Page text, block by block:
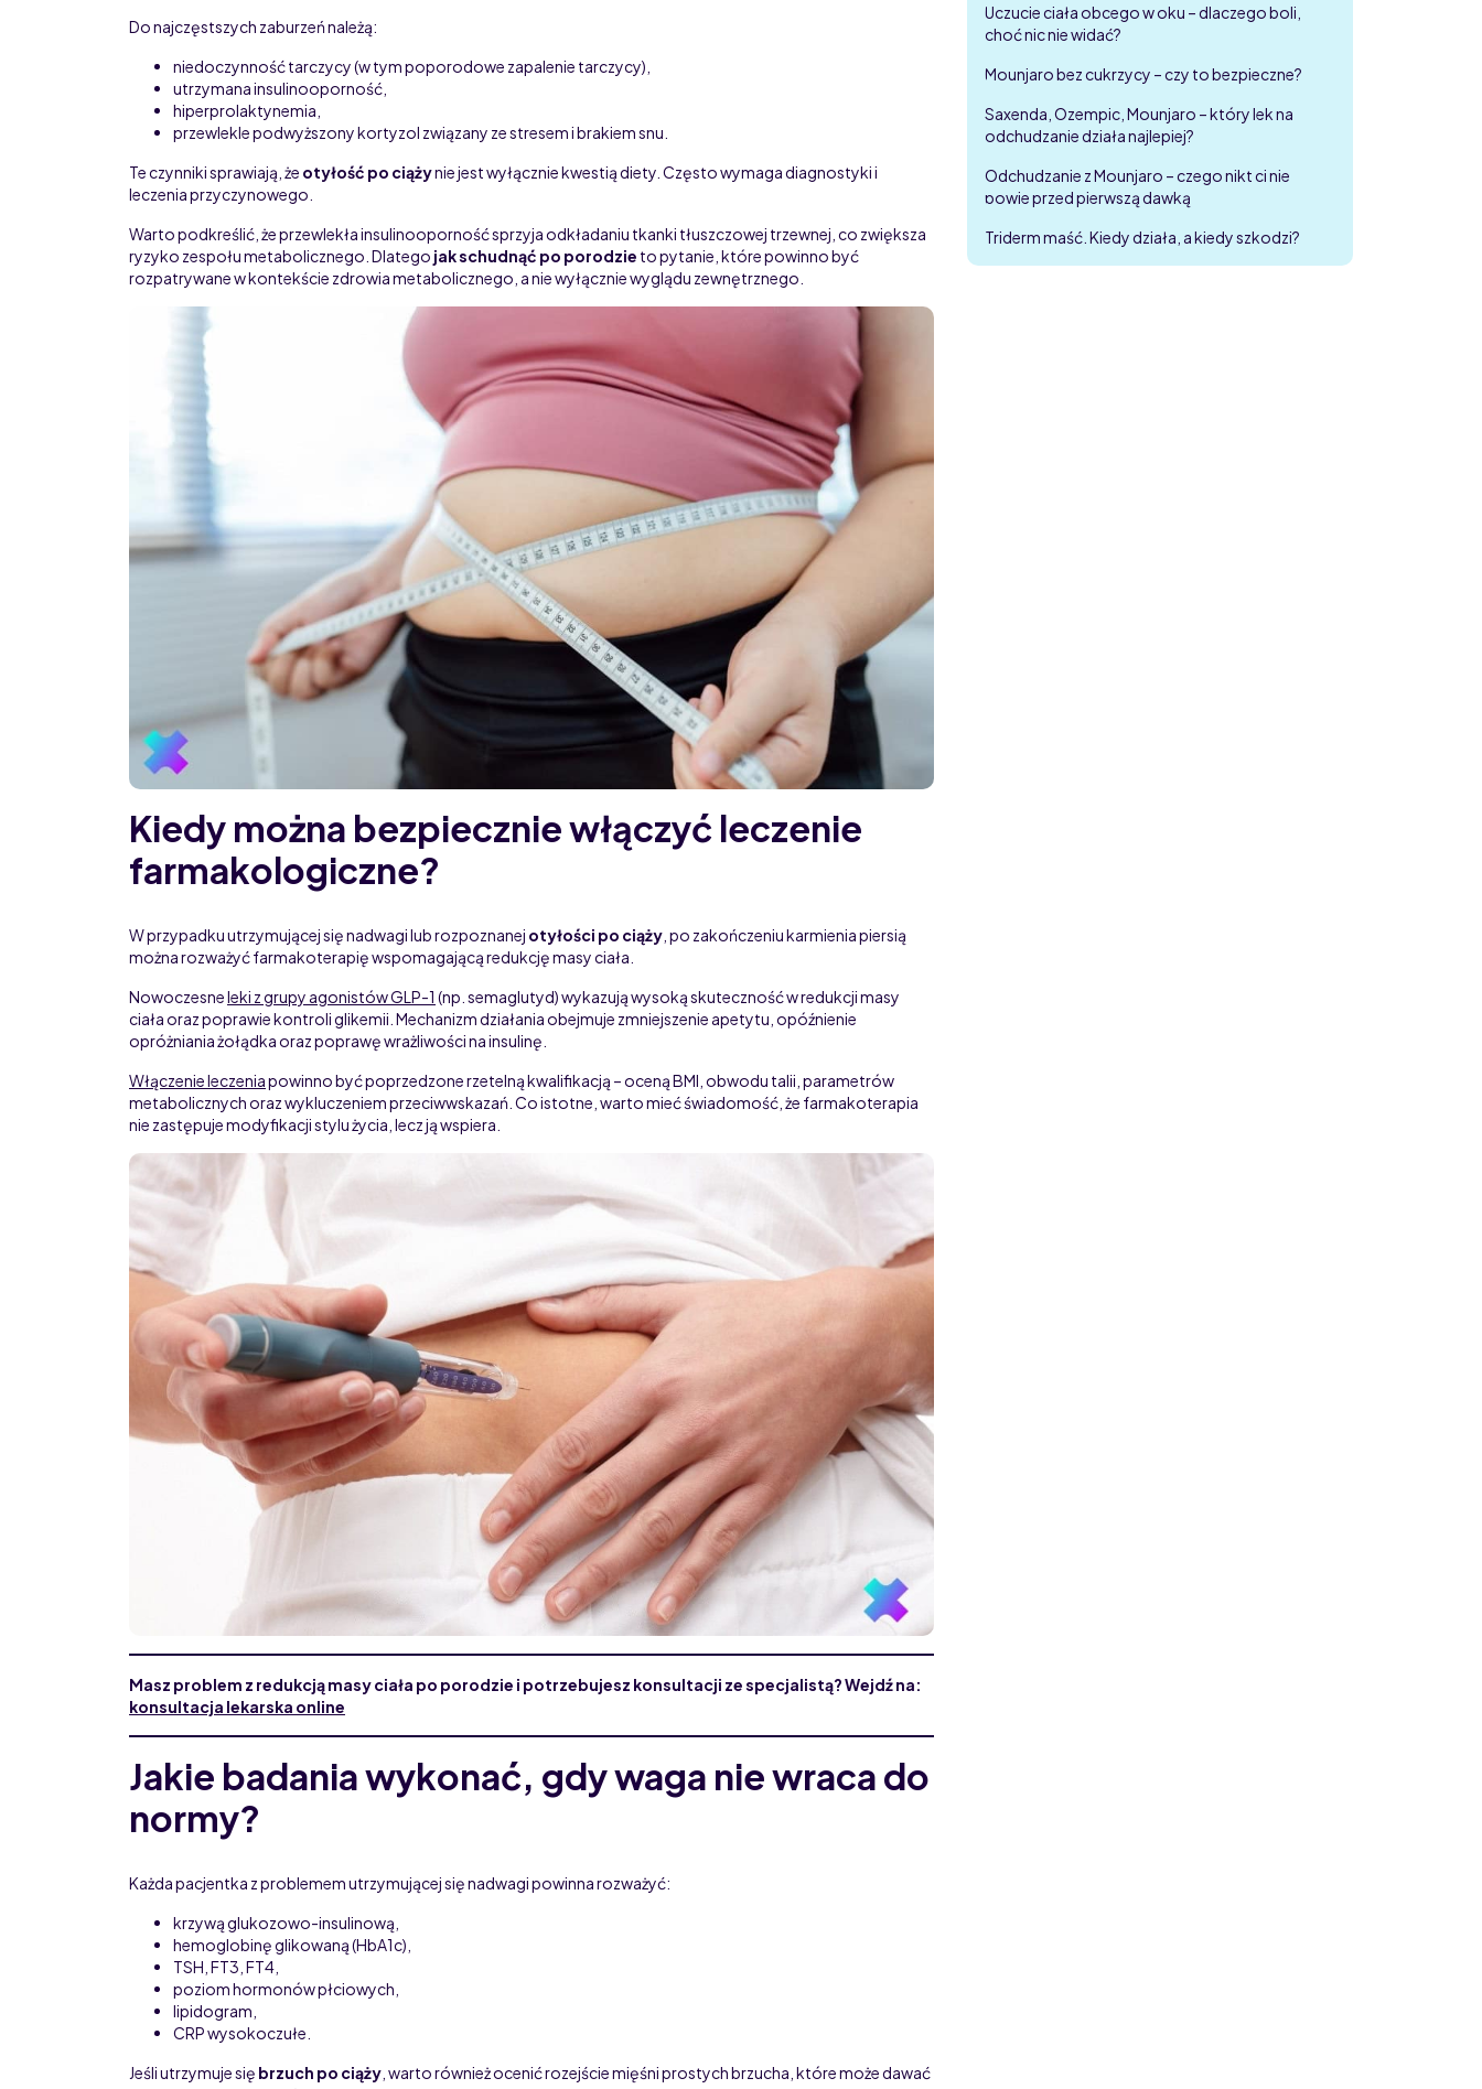
Do najczęstszych zaburzeń należą:
niedoczynność tarczycy (w tym poporodowe zapalenie tarczycy),
utrzymana insulinooporność,
hiperprolaktynemia,
przewlekle podwyższony kortyzol związany ze stresem i brakiem snu.
Te czynniki sprawiają, że otyłość po ciążynie jest wyłącznie kwestią diety. Często wymaga diagnostyki i
leczenia przyczynowego.
Warto podkreślić, że przewlekła insulinooporność sprzyja odkładaniu tkanki tłuszczowej trzewnej, co zwiększa
ryzyko zespołu metabolicznego. Dlatego jak schudnąć po porodzie to pytanie, które powinno być
rozpatrywane w kontekście zdrowia metabolicznego, a nie wyłącznie wyglądu zewnętrznego.
Kiedy można bezpiecznie włączyć leczenie
farmakologiczne?
W przypadku utrzymującej się nadwagi lub rozpoznanej otyłości po ciąży , po zakończeniu karmienia piersią
można rozważyć farmakoterapię wspomagającą redukcję masy ciała.
Nowoczesneleki z grupy agonistów GLP-1 (np. semaglutyd) wykazują wysoką skuteczność w redukcji masy
ciała oraz poprawie kontroli glikemii. Mechanizm działania obejmuje zmniejszenie apetytu, opóźnienie
opróżniania żołądka oraz poprawę wrażliwości na insulinę.
Włączenie leczeniapowinno być poprzedzone rzetelną kwalifikacją – oceną BMI, obwodu talii, parametrów
metabolicznych oraz wykluczeniem przeciwwskazań. Co istotne, warto mieć świadomość, że farmakoterapia
nie zastępuje modyfikacji stylu życia, lecz ją wspiera.
Masz problem z redukcją masy ciała po porodzie i potrzebujesz konsultacji ze specjalistą? Wejdź na:
konsultacja lekarska online
Jakie badania wykonać, gdy waga nie wraca do
normy?
Każda pacjentka z problemem utrzymującej się nadwagi powinna rozważyć:
krzywą glukozowo-insulinową,
hemoglobinę glikowaną (HbA1c),
TSH, FT3, FT4,
poziom hormonów płciowych,
lipidogram,
CRP wysokoczułe.
Jeśli utrzymuje się brzuch po ciąży , warto również ocenić rozejście mięśni prostych brzucha, które może dawać
Uczucie ciała obcego w oku – dlaczego boli,
choć nic nie widać?
Mounjaro bez cukrzycy – czy to bezpieczne?
Saxenda, Ozempic, Mounjaro – który lek na
odchudzanie działa najlepiej?
Odchudzanie z Mounjaro – czego nikt ci nie
powie przed pierwszą dawką
Triderm maść. Kiedy działa, a kiedy szkodzi?